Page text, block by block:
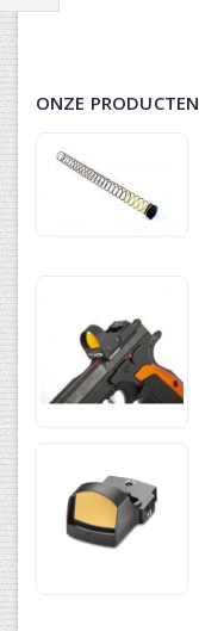
Filteren
ONZE PRODUCTEN